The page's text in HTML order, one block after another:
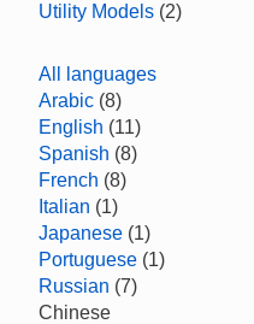
Utility Models (2)
All languages
Arabic (8)
English (11)
Spanish (8)
French (8)
Italian (1)
Japanese (1)
Portuguese (1)
Russian (7)
Chinese